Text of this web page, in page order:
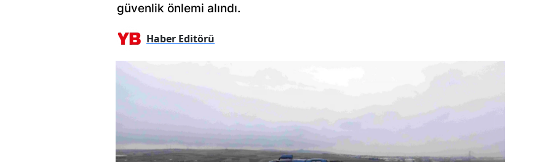
güvenlik önlemi alındı.
Haber Editörü